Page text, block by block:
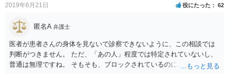
2019年6月21日 役にたった 62
匿名A 弁護士
医者が患者さんの身体を見ないで診察できないように、この相談では
判断がつきません。 ただ、「あの人」程度では特定されていないし、
普通は無理ですね。 そもそも、ブロックされているのにわざわざ見に